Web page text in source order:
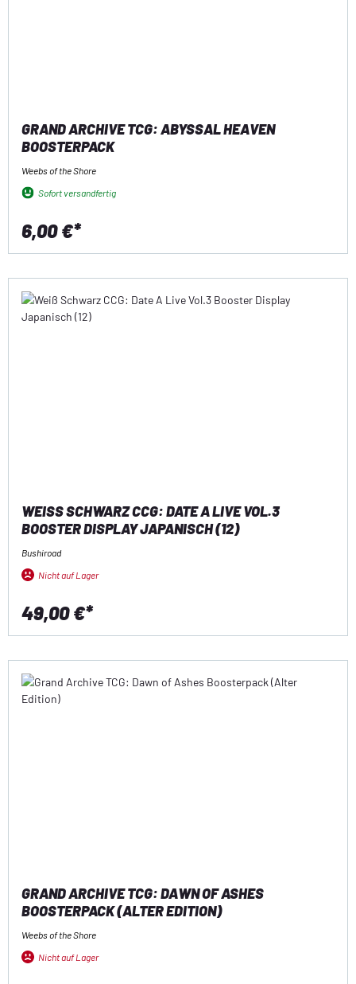
GRAND ARCHIVE TCG: ABYSSAL HEAVEN
BOOSTERPACK
Weebs of the Shore
Sofort versandfertig
6,00 €*
WEISS SCHWARZ CCG: DATE A LIVE VOL.3 B
OOSTER DISPLAY JAPANISCH (12)
Bushiroad
Nicht auf Lager
49,00 €*
GRAND ARCHIVE TCG: DAWN OF ASHES
BOOSTERPACK (ALTER EDITION)
Weebs of the Shore
Nicht auf Lager